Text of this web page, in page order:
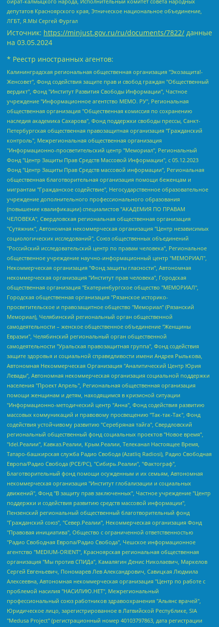
депутатов Красноярского края, Этническое национальное объединение,
ЛГБТ, Я.МЫ Сергей Фургал
Источник: https://minjust.gov.ru/ru/documents/7822/ данные
на 03.05.2024
* Реестр иностранных агентов:
Калининградская региональная общественная организация "Экозащита!-Женсовет", Фонд содействия защите прав и свобод граждан "Общественный вердикт", Фонд "Институт Развития Свободы Информации", Частное учреждение "Информационное агентство МЕМО. РУ", Региональная общественная организация "Общественная комиссия по сохранению наследия академика Сахарова", Фонд поддержки свободы прессы, Санкт-Петербургская общественная правозащитная организация "Гражданский контроль", Межрегиональная общественная организация "Информационно-просветительский центр "Мемориал", Региональный Фонд "Центр Защиты Прав Средств Массовой Информации", с 05.12.2023 Фонд "Центр Защиты Прав Средств массовой информации", Региональная общественная благотворительная организация помощи беженцам и мигрантам "Гражданское содействие", Негосударственное образовательное учреждение дополнительного профессионального образования (повышение квалификации) специалистов "АКАДЕМИЯ ПО ПРАВАМ ЧЕЛОВЕКА", Свердловская региональная общественная организация "Сутяжник", Автономная некоммерческая организация "Центр независимых социологических исследований", Союз общественных объединений "Российский исследовательский центр по правам человека", Региональное общественное учреждение научно-информационный центр "МЕМОРИАЛ", Некоммерческая организация "Фонд защиты гласности", Автономная некоммерческая организация "Институт прав человека", Городская общественная организация "Екатеринбургское общество "МЕМОРИАЛ", Городская общественная организация "Рязанское историко-просветительское и правозащитное общество "Мемориал" (Рязанский Мемориал), Челябинский региональный орган общественной самодеятельности – женское общественное объединение "Женщины Евразии", Челябинский региональный орган общественной самодеятельности "Уральская правозащитная группа", Фонд содействия защите здоровья и социальной справедливости имени Андрея Рылькова, Автономная Некоммерческая Организация "Аналитический Центр Юрия Левады", Автономная некоммерческая организация социальной поддержки населения "Проект Апрель", Региональная общественная организация помощи женщинам и детям, находящимся в кризисной ситуации "Информационно-методический центр "Анна", Фонд содействия развитию массовых коммуникаций и правовому просвещению "Так-так-Так", Фонд содействия устойчивому развитию "Серебряная тайга", Свердловский региональный общественный фонд социальных проектов "Новое время", "Idel.Реалии", Кавказ.Реалии, Крым.Реалии, Телеканал Настоящее Время, Татаро-башкирская служба Радио Свобода (Azatliq Radiosi), Радио Свободная Европа/Радио Свобода (PCE/PC), "Сибирь.Реалии", "Фактограф", Благотворительный фонд помощи осужденным и их семьям, Автономная некоммерческая организация "Институт глобализации и социальных движений", Фонд "В защиту прав заключенных", Частное учреждение "Центр поддержки и содействия развитию средств массовой информации", Пензенский региональный общественный благотворительный фонд "Гражданский союз", "Север.Реалии", Некоммерческая организация Фонд "Правовая инициатива", Общество с ограниченной ответственностью "Радио Свободная Европа/Радио Свобода", Чешское информационное агентство "MEDIUM-ORIENT", Красноярская региональная общественная организация "Мы против СПИДа", Камалягин Денис Николаевич, Маркелов Сергей Евгеньевич, Пономарев Лев Александрович, Савицкая Людмила Алексеевна, Автономная некоммерческая организация "Центр по работе с проблемой насилия "НАСИЛИЮ.НЕТ", Межрегиональный профессиональный союз работников здравоохранения "Альянс врачей", Юридическое лицо, зарегистрированное в Латвийской Республике, SIA "Medusa Project" (регистрационный номер 40103797863, дата регистрации 10.06.2014), Некоммерческая организация "Фонд по борьбе с коррупцией", Автономная некоммерческая организация "Институт права и публичной политики", Баданин Роман Сергеевич, Гликин Максим Александрович, Железнова Мария Михайловна, Лукьянова Юлия Сергеевна, Маетная Елизавета Витальевна, Маняхин Петр Борисович, Чуракова Ольга Владимировна, Ярош Юлия Петровна, Юридическое лицо "The Insider SIA", зарегистрированное в Риге, Латвийская Республика (дата регистрации 26.06.2015), являющееся администратором доменного имени интернет-издания "The Insider SIA", https://theins.ru, Постернак Алексей Евгеньевич, Рубин Михаил Аркадьевич, Анин Роман Александрович, Юридическое лицо Istories fonds, зарегистрированное в Латвийской Республике (регистрационный номер 50008295751, дата регистрации 24.02.2020), Великовский Дмитрий Александрович, Долинина Ирина Николаевна, Мароховская Алеся Алексеевна, Шлейнов Роман Юрьевич, Шмагун Олеся Валентиновна, Общество с ограниченной ответственностью "Альтаир 2021", Общество с ограниченной ответственностью "Вега 2021", Общество с ограниченной ответственностью "Главный редактор 2021", Общество с ограниченной ответственностью "Ромашки монолит", Важенков Артем Валерьевич, Ивановская областная общественная организация "Центр гендерных исследований", Гурман Юрий Альбертович, Медиапроект "ОВД-Инфо", Егоров Владимир Владимирович, Жилинский Владимир Александрович, Общество с ограниченной ответственностью "ЗП", Иванова София Юрьевна, Карезина Инна Павловна, Кильтау Екатерина Викторовна, Петров Алексей Викторович, Пискунов Сергей Евгеньевич, Смирнов Сергей Сергеевич, Тихонов Михаил Сергеевич, Общество с ограниченной ответственностью "ЖУРНАЛИСТ-ИНОСТРАННЫЙ АГЕНТ", Арапова Галина Юрьевна, Вольтская Татьяна Анатольевна, Американская компания "Mason G.E.S. Anonymous Foundation" (США), являющаяся владельцем интернет-издания https://mnews.world/, Компания "Stichting Bellingcat", зарегистрированная в Нидерландах (дата регистрации 11.07.2018), Захаров Андрей Вячеславович, Клепиковская Екатерина Дмитриевна, Общество с ограниченной ответственностью "МЕМО", Перл Роман Александрович, Симонов Евгений Алексеевич, Соловьева Елена Анатольевна, Сотников Даниил Владимирович, Сурначева Елизавета Дмитриевна, Автономная некоммерческая организация по защите прав человека и информированию населения "Якутия – Наше Мнение", Общество с ограниченной ответственностью "Москоу диджитал медиа", с 26.01.2023 Общество с ограниченной ответственностью "Чайка Белые сады", Ветошкина Валерия Валерьевна, Заговора Максим Александрович, Межрегиональное общественное движение "Российская ЛГБТ - сеть", Оленичев Максим Владимирович, Павлов Иван Юрьевич, Скворцова Елена Сергеевна, Общество с ограниченной ответственностью "Как бы инагент", Кочетков Игорь Викторович, Общество с ограниченной ответственностью "Честные выборы", Еланчик Олег Александрович, Общество с ограниченной ответственностью "Нобелевский призыв", Гималова Регина Эмилевна, Григорьев Андрей Валерьевич, Григорьева Алина Александровна, Ассоциация по содействию защите прав призывников, альтернативнослужащих и военнослужащих "Правозащитная группа "Гражданин.Армия.Право", Хисамова Регина Фаритовна, Автономная некоммерческая организация по реализации социально-правовых программ "Лилит", Дальневосточное общественное движение "Маяк", Санкт-Петербургская ЛГБТ-инициативная группа "Выход", Инициативная группа ЛГБТ+ "Реверс", Алексеев Андрей Викторович, Бекбулатова Таисия Львовна, Беляев Иван Михайлович, Владыкина Елена Сергеевна, Гельман Марат Александрович, Никульшина Вероника Юрьевна, Толоконникова Надежда Андреевна, Шендерович Виктор Анатольевич, Общество с ограниченной ответственностью "Данное сообщение", Общество с ограниченной ответственностью Издательский дом "Новая глава", Айнбиндер Александра Александровна, Московский комьюнити-центр для ЛГБТ+инициатив, Благотворительный фонд развития филантропии, Deutsche Welle (Германия, Kurt-Schumacher-Strasse 3, 53113 Bonn), Борзунова Мария Михайловна, Воробьев Виктор Викторович, Голубева Анна Львовна, Константинова Алла Михайловна, Малкова Ирина Владимировна, Мурадов Мурад Абдулгалимович, Осетинская Елизавета Николаевна, Понасенков Евгений Николаевич, Ганапольский Матвей Юрьевич, Киселев Евгений Алексеевич, Борухович Ирина Григорьевна, Дремин Иван Тимофеевич, Дубровский Дмитрий Викторович, Красноярская региональная общественная организация поддержки и развития альтернативных образовательных технологий и межкультурных коммуникаций "ИНТЕРРА", Маяковская Екатерина Алексеевна, Фейгин Марк Захарович, Филимонов Андрей Викторович, Дзугкоева Регина Николаевна, Доброхотов Роман Александрович, Дудь Юрий Александрович, Елкин Сергей Владимирович, Кругликов Кирилл Игоревич, Сабунаева Мария Леонидовна, Семенов Алексей Владимирович, Шаинян Карен Багратович, Шульман Екатерина Михайловна, Асафьев Артур Валерьевич, Вахштайн Виктор Семенович, Венедиктов Алексей Алексеевич, Лушникова Екатерина Евгеньевна, Волков Леонид Михайлович, Невзоров Александр Глебович, Пархоменко Сергей Борисович, Сироткин Ярослав Николаевич, Кара-Мурза Владимир Владимирович, Баранова Наталья Владимировна, Гозман Леонид Яковлевич, Кагарлицкий Борис Юльевич, Климарев Михаил Валерьевич, Милов Владимир Станиславович, Автономная некоммерческая организация Краснодарский центр современного искусства "Типография", Моргенштерн Алишер Тагирович, Соболь Любовь Эдуардовна, Общество с ограниченной ответственностью "ЛИЗА НОРМ", Каспаров Гарри Кимович, Ходорковский Михаил Борисович, Общество с ограниченной ответственностью "Апрельские тезисы", Данилович Ирина Брониславовна, Кашин Олег Владимирович, Петров Николай Владимирович, Пивоваров Алексей Владимирович, Соколов Михаил Владимирович, Цветкова Юлия Владимировна, Чичваркин Евгений Александрович, Комитет против пыток/Команда против пыток, Общество с ограниченной ответственностью "Первый научный", Общество с ограниченной ответственностью "Вертолет и ко", Белоцерковская Вероника Борисовна, Кац Максим Евгеньевич, Лазарева Татьяна Юрьевна, Шаведдинов Руслан Табризович, Яшин Илья Валерьевич, Общество с ограниченной ответственностью "Иноагент ААВ", Алешковский Дмитрий Петрович, Альбац Евгения Марковна, Быков Дмитрий Львович, Галямина Юлия Евгеньевна, Лойко Сергей Леонидович, Мартынов Кирилл Константинович, Медведев Сергей Александрович, Крашенинников Федор Геннадиевич, Гордеева Катерина Вл